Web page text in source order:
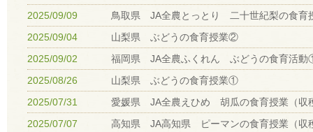
2025/09/09
鳥取県 JA全農とっとり 二十世紀梨の食育
2025/09/04
山梨県 ぶどうの食育授業②
2025/09/02
福岡県 JA全農ふくれん ぶどうの食育活
2025/08/26
山梨県 ぶどうの食育授業①
2025/07/31
愛媛県 JA全農えひめ 胡瓜の食育授業（収
2025/07/07
高知県 JA高知県 ピーマンの食育授業（収